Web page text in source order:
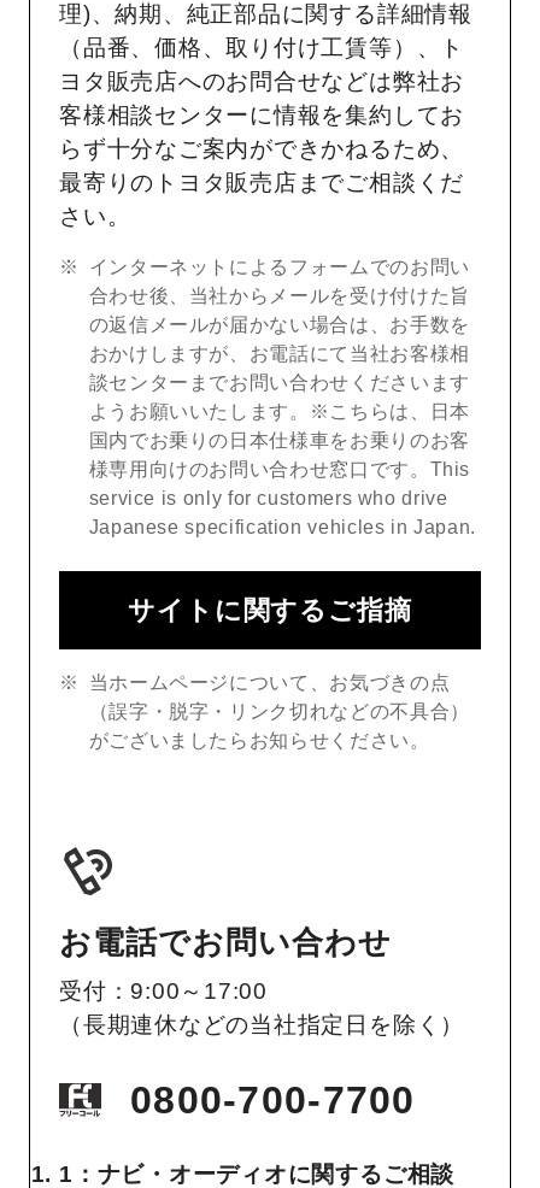
理)、納期、純正部品に関する詳細情報
（品番、価格、取り付け工賃等）、ト
ヨタ販売店へのお問合せなどは弊社お
客様相談センターに情報を集約してお
らず十分なご案内ができかねるため、
最寄りのトヨタ販売店までご相談くだ
さい。
インターネットによるフォームでのお問い
合わせ後、当社からメールを受け付けた旨
の返信メールが届かない場合は、お手数を
おかけしますが、お電話にて当社お客様相
談センターまでお問い合わせくださいます
ようお願いいたします。※こちらは、日本
国内でお乗りの日本仕様車をお乗りのお客
様専用向けのお問い合わせ窓口です。This
service is only for customers who drive
Japanese specification vehicles in Japan.
サイトに関するご指摘
当ホームページについて、お気づきの点
（誤字・脱字・リンク切れなどの不具合）
がございましたらお知らせください。
お電話でお問い合わせ
受付：9:00～17:00
（長期連休などの当社指定日を除く）
0800-700-7700
1：ナビ・オーディオに関するご相談